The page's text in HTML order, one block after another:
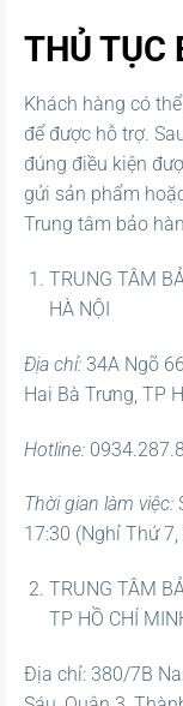
THỦ TỤC
Khách hàng có
để được hỗ trợ.
đúng điều kiện
gửi sản phẩm
Trung tâm bảo
TRUNG TÂM
HÀ NỘI
Địa chỉ: 34A Ngõ
Hai Bà Trưng, TP
Hotline:
Thời gian làm việc:
17:30 (Nghỉ Thứ
TRUNG TÂM
TP HỒ CHÍ
Địa chỉ: 380/7B